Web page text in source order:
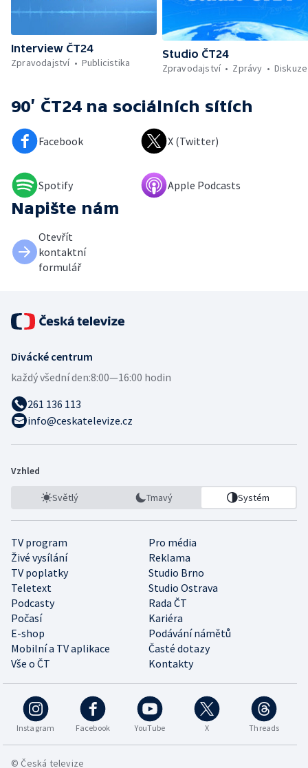
Interview ČT24
Zpravodajství
Publicistika
Studio ČT24
Zpravodajství
Zprávy Diskuze
90’ ČT24 na sociálních sítích
Facebook X (Twitter)
Spotify Apple Podcasts
Napište nám
Otevřít
kontaktní
formulář
Divácké centrum
každý všední den:8:00—16:00 hodin
261 136 113
info@ceskatelevize.cz
Vzhled
Světlý Tmavý Systém
TV program
Pro média
Živé vysílání
Reklama
TV poplatky
Studio Brno
Teletext
Studio Ostrava
Podcasty
Rada ČT
Počasí
Kariéra
E-shop
Podávání námětů
Mobilní a TV aplikace
Časté dotazy
Vše o ČT
Kontakty
Instagram Facebook YouTube X Threads
© Česká televize